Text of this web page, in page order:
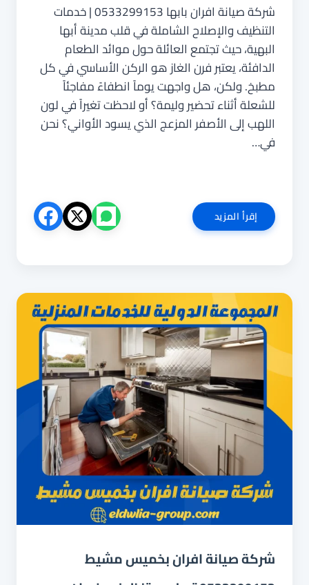
شركة صيانة افران بابها 0533299153 | خدمات
التنظيف والإصلاح الشاملة في قلب مدينة أبها
البهية، حيث تجتمع العائلة حول موائد الطعام
الدافئة، يعتبر فرن الغاز هو الركن الأساسي في كل
مطبخ. ولكن، هل واجهت يوماً انطفاءً مفاجئاً
للشعلة أثناء تحضير وليمة؟ أو لاحظت تغيراً في لون
اللهب إلى الأصفر المزعج الذي يسود الأواني؟ نحن
في…
إقرأ المزيدشركة
صيانة
تنظيف
وإصلاح
شامل
بضمان
شركة صيانة افران بخميس مشيط